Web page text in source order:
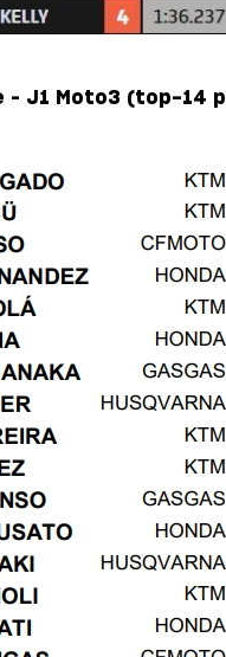
– J1 Moto3 (top-14